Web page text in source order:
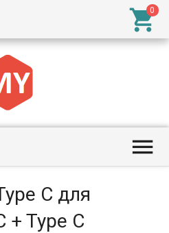


C для
+ Type C